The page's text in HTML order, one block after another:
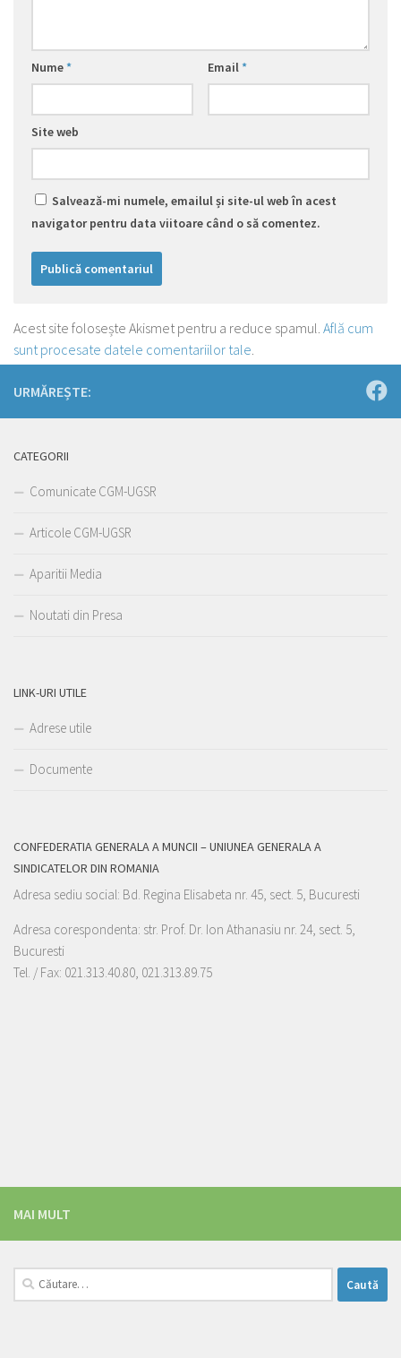
Nume* Email*
Site web
Salvează-mi numele, emailul și site-ul web în acest
navigator pentru data viitoare când o să comentez.
Acest site folosește Akismet pentru a reduce spamul. Află cum
sunt procesate datele comentariilor tale.
URMĂREȘTE:
CATEGORII
Comunicate CGM-UGSR
Articole CGM-UGSR
Aparitii Media
Noutati din Presa
LINK-URI UTILE
Adrese utile
Documente
CONFEDERATIA GENERALA A MUNCII – UNIUNEA GENERALA A
SINDICATELOR DIN ROMANIA
Adresa sediu social: Bd. Regina Elisabeta nr. 45, sect. 5, Bucuresti
Adresa corespondenta: str. Prof. Dr. Ion Athanasiu nr. 24, sect. 5,
Bucuresti
Tel. / Fax: 021.313.40.80, 021.313.89.75
MAI MULT
Caută
după: